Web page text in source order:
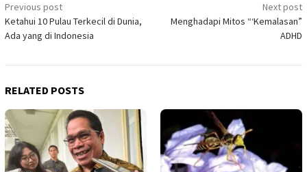
Post
navigation
Previous post
Ketahui 10 Pulau Terkecil di Dunia,
Ada yang di Indonesia
Next post
Menghadapi Mitos “‘Kemalasan”
ADHD
RELATED POSTS